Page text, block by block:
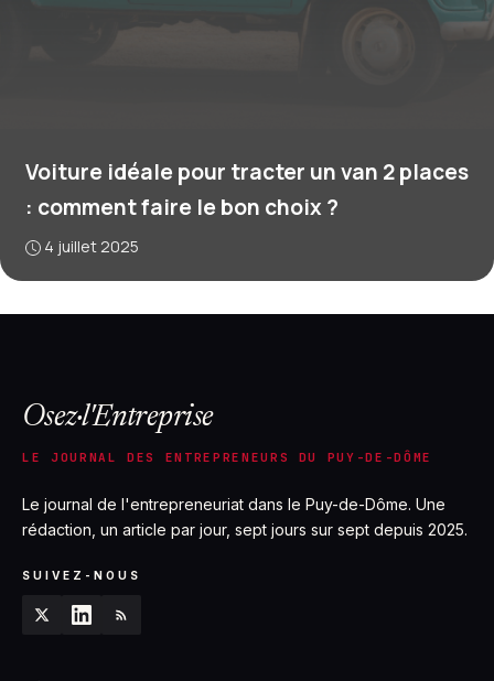
Voiture idéale pour tracter un van 2 places
: comment faire le bon choix ?
4 juillet 2025
Osez·l'Entreprise
LE JOURNAL DES ENTREPRENEURS DU PUY-DE-DÔME
Le journal de l'entrepreneuriat dans le Puy-de-Dôme. Une
rédaction, un article par jour, sept jours sur sept depuis 2025.
SUIVEZ-NOUS